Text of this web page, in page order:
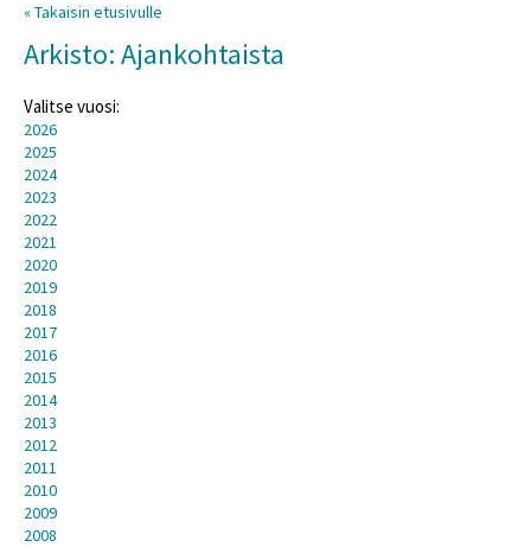
« Takaisin etusivulle
Arkisto: Ajankohtaista
Valitse vuosi:
2026
2025
2024
2023
2022
2021
2020
2019
2018
2017
2016
2015
2014
2013
2012
2011
2010
2009
2008